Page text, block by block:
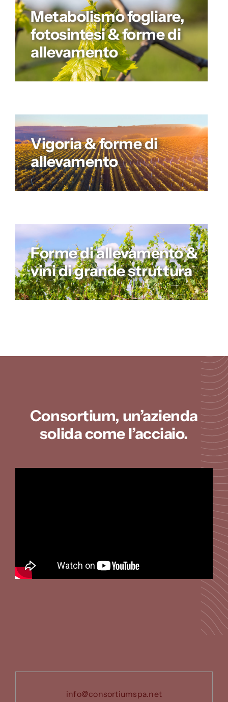
Metabolismo fogliare,
fotosintesi & forme di
allevamento
Vigoria & forme di
allevamento
Forme di allevamento &
vini di grande struttura
Consortium, un’azienda
solida come l’acciaio.
info@consortiumspa.net